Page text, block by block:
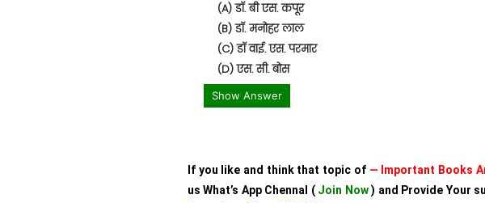
(A) डॉ. बी एस. कपूर
(B) डॉ. मनोहर लाल
(C) डॉ वाई. एस. परमार
(D) एस. सी. बोस
Show Answer
If you like and think that topic of — Important Books
us What’s App Chennal ( Join Now) and Provide Your